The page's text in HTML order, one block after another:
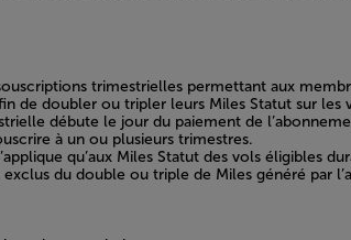
trimestrielles permettant aux
de doubler ou tripler leurs Miles Statut sur
débute le jour du paiement de
à un ou plusieurs trimestres.
qu’aux Miles Statut des vols éligibles
du double ou triple de Miles généré par